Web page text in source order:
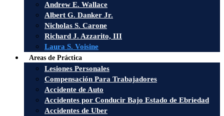
Andrew E. Wallace
Albert G. Danker Jr.
Nicholas S. Carone
Richard J. Azzarito, III
Laura S. Voisine
Areas de Práctica
Lesiones Personales
Compensación Para Trabajadores
Accidente de Auto
Accidentes por Conducir Bajo Estado de Ebriedad
Accidentes de Uber